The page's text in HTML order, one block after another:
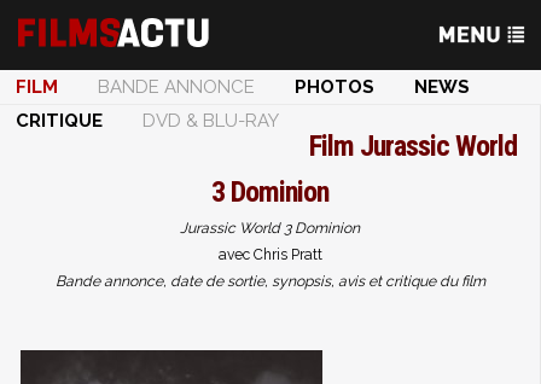
FILM BANDE ANNONCE PHOTOS
NEWS
CRITIQUE
DVD & BLU-RAY
Film Jurassic World
3 Dominion
Jurassic World 3 Dominion
avec Chris Pratt
Bande annonce, date de sortie, synopsis, avis et critique du film